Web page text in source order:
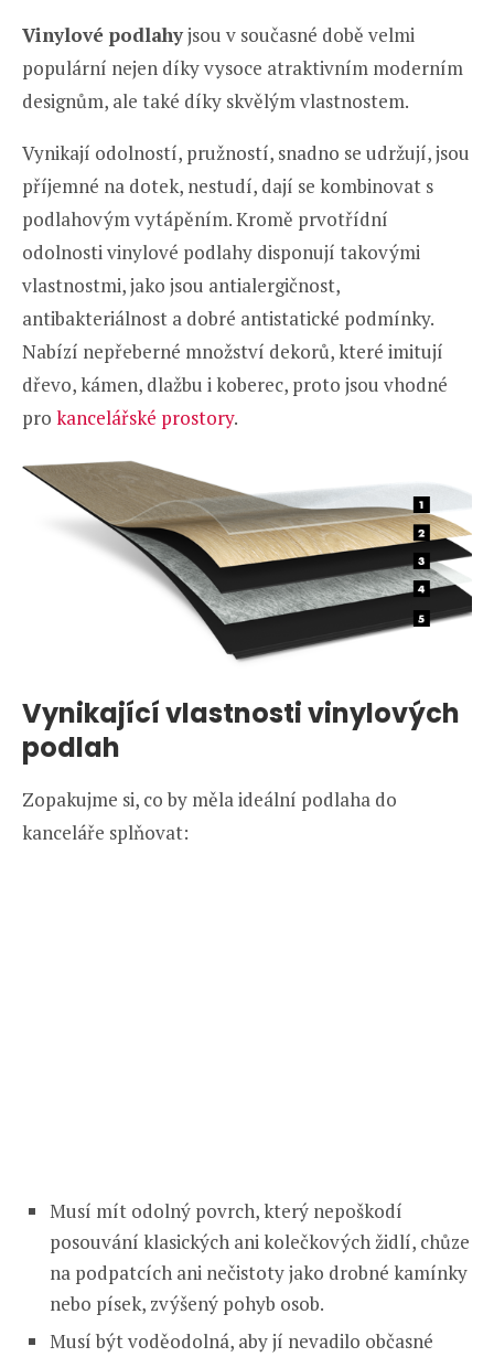
Vinylové podlahyjsou v současné době velmi
populární nejen díky vysoce atraktivním moderním
designům, ale také díky skvělým vlastnostem.
Vynikají odolností, pružností, snadno se udržují, jsou
příjemné na dotek, nestudí, dají se kombinovat s
podlahovým vytápěním. Kromě prvotřídní
odolnosti vinylové podlahy disponují takovými
vlastnostmi, jako jsou antialergičnost,
antibakteriálnost a dobré antistatické podmínky.
Nabízí nepřeberné množství dekorů, které imitují
dřevo, kámen, dlažbu i koberec, proto jsou vhodné
pro kancelářské prostory.
Vynikající vlastnosti vinylových
podlah
Zopakujme si, co by měla ideální podlaha do
kanceláře splňovat:
Musí mít odolný povrch, který nepoškodí
posouvání klasických ani kolečkových židlí, chůze
na podpatcích ani nečistoty jako drobné kamínky
nebo písek, zvýšený pohyb osob.
Musí být voděodolná, aby jí nevadilo občasné